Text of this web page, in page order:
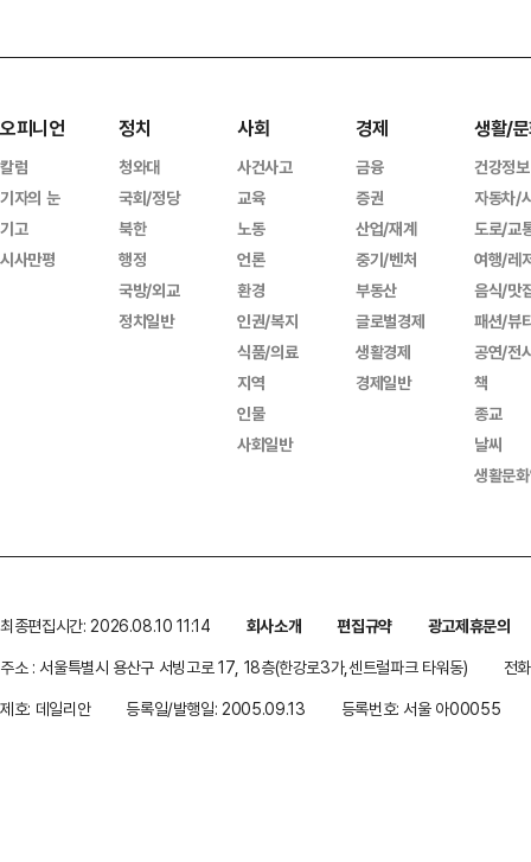
오피니언
칼럼
기자의 눈
기고
시사만평
정치
청와대
국회/정당
북한
행정
국방/외교
정치일반
사회
사건사고
교육
노동
언론
환경
인권/복지
식품/의료
지역
인물
사회일반
경제
금융
증권
산업/재계
중기/벤처
부동산
글로벌경제
생활경제
경제일반
생활/
건강정보
자동차/
도로/교
여행/레
음식/맛
패션/뷰
공연/전
책
종교
날씨
생활문
최종편집시간: 2026.08.10 11:14 회사소개 편집규약
광고제휴문의
주소 : 서울특별시 용산구 서빙고로 17, 18층(한강로3가,센트럴파크 타워동)
전
제호: 데일리안
등록일/발행일: 2005.09.13 등록번호: 서울 아00055